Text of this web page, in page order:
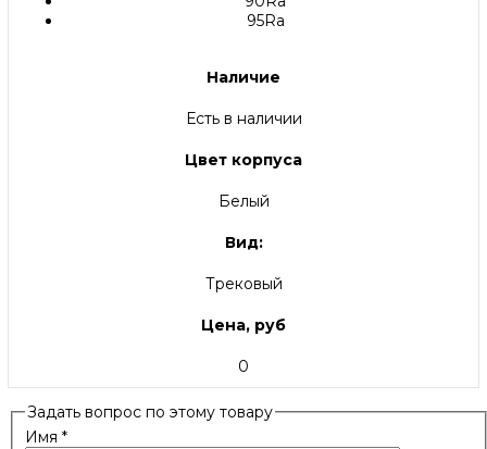
95Ra
Наличие
Есть в наличии
Цвет корпуса
Белый
Вид:
Трековый
Цена, руб
0
Задать вопрос по этому товару
Имя *